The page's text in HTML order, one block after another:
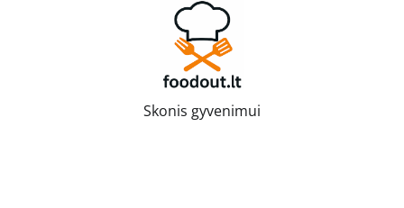
Skonis gyvenimui